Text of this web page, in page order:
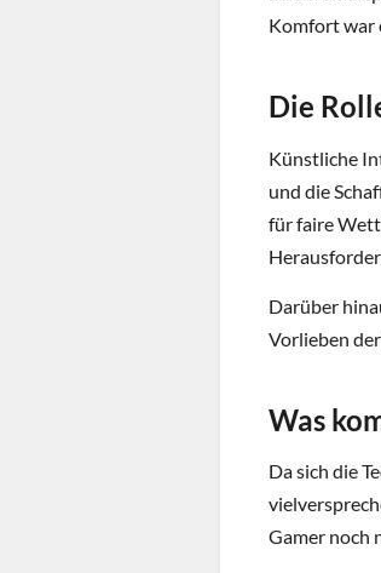
Komfort war
Die
Künstliche
und die
für faire
Darüber
Vorlieben
Was
Da sich die
Gamer noch